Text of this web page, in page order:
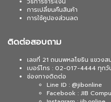
การเปลี่ยนคืนสินค้า
การใช้คูปองส่วนลด
ติดต่อสอบถาม
เลขที่ 21 ถนนพหลโยธิน แขวง
เบอร์โทร : 02-017-4444 ทุกวั
ช่องทางติดต่อ
Line ID : @jibonline
Facebook : JIB